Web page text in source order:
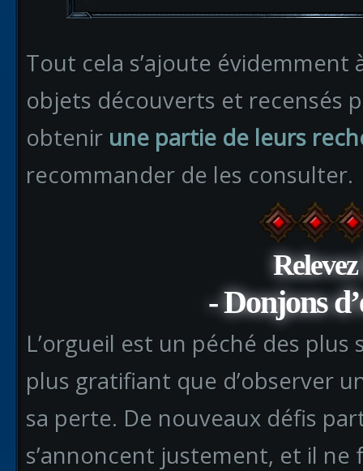
Tout cela s’ajoute évidemment
objets découverts et recensés
obtenir une partie de leurs
recommander de les consulter.
- Donjons
L’orgueil est un péché des plus
plus gratifiant que d’observer
sa perte. De nouveaux défis
s’annoncent justement, et il